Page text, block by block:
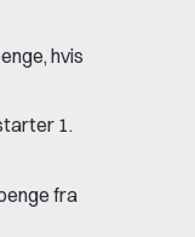
hvis
1.
fra